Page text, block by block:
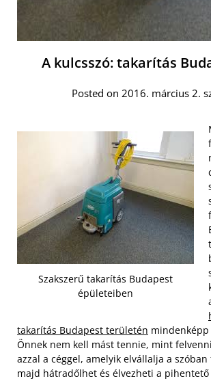
A kulcsszó: takarítás
Posted on 2016. március 2.
Szakszerű takarítás Budapest
épületeiben
takarítás Budapest területén
Önnek nem kell mást tennie, mint
azzal a céggel, amelyik elvállalja a
majd hátradőlhet és élvezheti a